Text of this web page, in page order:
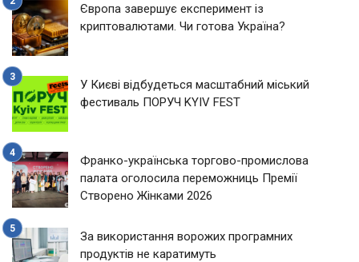
Європа завершує експеримент із
криптовалютами. Чи готова Україна?
У Києві відбудеться масштабний міський
фестиваль ПОРУЧ KYIV FEST
Франко-українська торгово-промислова
палата оголосила переможниць Премії
Створено Жінками 2026
За використання ворожих програмних
продуктів не каратимуть